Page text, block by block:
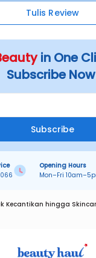
Tulis Review
in One
Subscribe
Subscribe
Opening Hours
Mon–Fri
Kecantikan hingga